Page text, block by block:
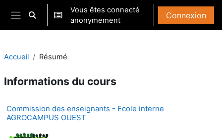
Passer au contenu principal
Panneau latéral
Activer/désactiver la saisie de recherche
Vous êtes connecté
anonymement
Connexion
Accueil Résumé
Informations du cours
Commission des enseignants - Ecole interne
AGROCAMPUS OUEST